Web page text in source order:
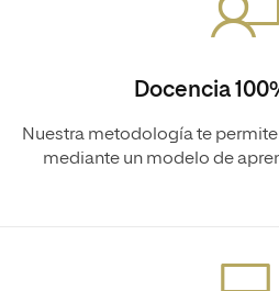
Docencia
Nuestra metodología te
mediante un modelo de